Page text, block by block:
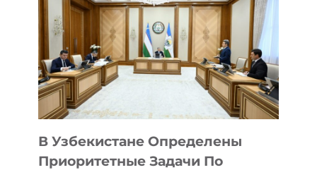
ИНЖЕНЕРОВ,
АНАЛИТИКОВ
БЕЗОПАСНИКОВ
В Узбекистане Определены
Приоритетные Задачи По